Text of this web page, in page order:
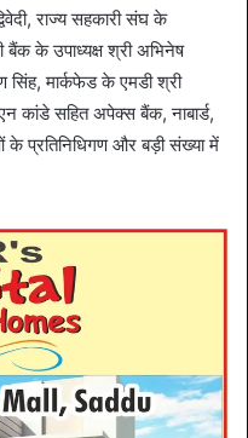
राज्य सहकारी संघ के
बैंक के उपाध्यक्ष श्री अभिनेष
सिंह, मार्कफेड के एमडी श्री
कांडे सहित अपेक्स बैंक, नाबार्ड,
प्रतिनिधिगण और बड़ी संख्या में